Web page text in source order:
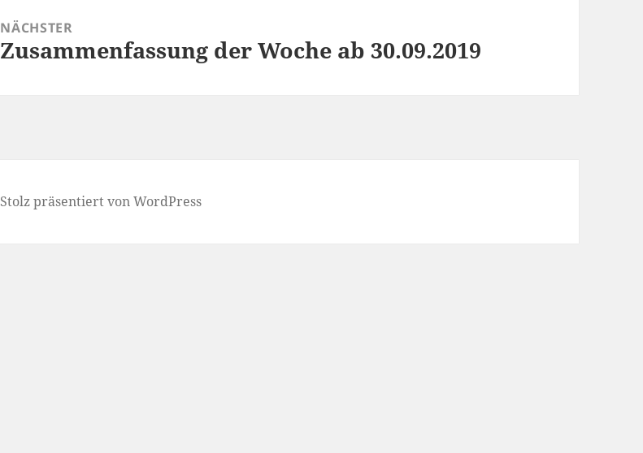
NÄCHSTER
Nächster
Zusammenfassung der Woche ab 30.09.2019
Stolz präsentiert von WordPress